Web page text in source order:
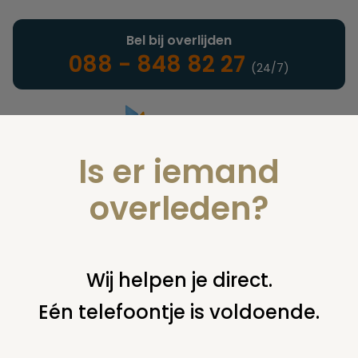
Landelijke uitvaartonderneming
Bel bij overlijden
088 - 848 82 27 (24/7)
U bent hier: home verzekeringen overige financiering uit
info betreffende diverse polissen
Is er iemand
overleden?
Wij helpen je direct.
Eén telefoontje is voldoende.